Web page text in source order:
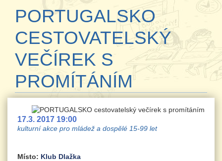
PORTUGALSKO
CESTOVATELSKÝ
VEČÍREK S
PROMÍTÁNÍM
17.3. 2017 19:00
kulturní akce pro mládež a dospělé 15-99 let
Místo: Klub Dlažka